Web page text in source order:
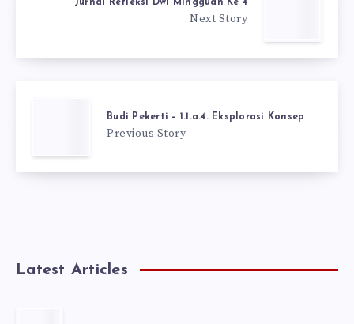
Jurnal Refleksi Dwi Mingguan Ke 4
Next Story
Budi Pekerti – 1.1.a.4. Eksplorasi Konsep
Previous Story
Latest Articles